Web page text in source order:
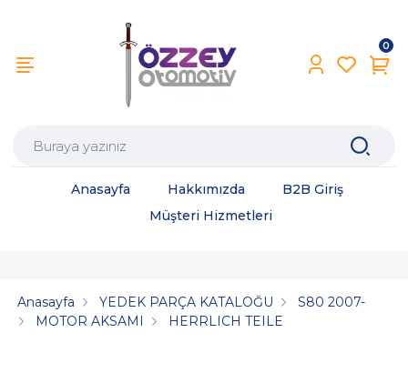
0
Anasayfa Hakkımızda
B2B Giriş
Müşteri Hizmetleri
Anasayfa YEDEK PARÇA KATALOĞU
S80 2007-
MOTOR AKSAMI
HERRLICH TEILE